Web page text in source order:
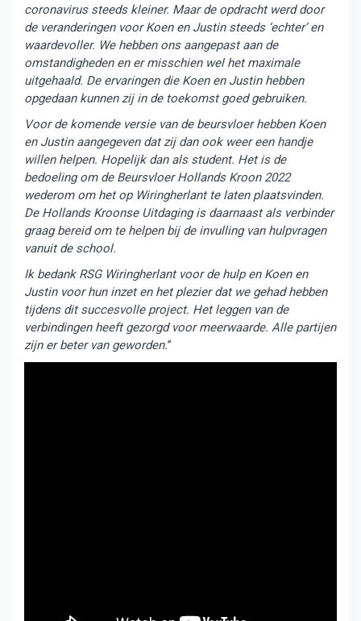
coronavirus steeds kleiner. Maar de opdracht werd door
de veranderingen voor Koen en Justin steeds ‘echter’ en
waardevoller. We hebben ons aangepast aan de
omstandigheden en er misschien wel het maximale
uitgehaald. De ervaringen die Koen en Justin hebben
opgedaan kunnen zij in de toekomst goed gebruiken.
Voor de komende versie van de beursvloer hebben Koen
en Justin aangegeven dat zij dan ook weer een handje
willen helpen. Hopelijk dan als student. Het is de
bedoeling om de Beursvloer Hollands Kroon 2022
wederom om het op Wiringherlant te laten plaatsvinden.
De Hollands Kroonse Uitdaging is daarnaast als verbinder
graag bereid om te helpen bij de invulling van hulpvragen
vanuit de school.
Ik bedank RSG Wiringherlant voor de hulp en Koen en
Justin voor hun inzet en het plezier dat we gehad hebben
tijdens dit succesvolle project. Het leggen van de
verbindingen heeft gezorgd voor meerwaarde. Alle partijen
zijn er beter van geworden.”